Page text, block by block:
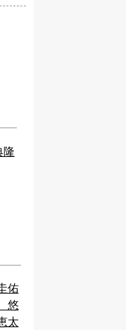
佑
悠
太